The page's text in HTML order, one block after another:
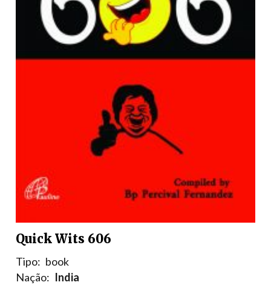
Quick Wits 606
Tipo: book
Nação: India